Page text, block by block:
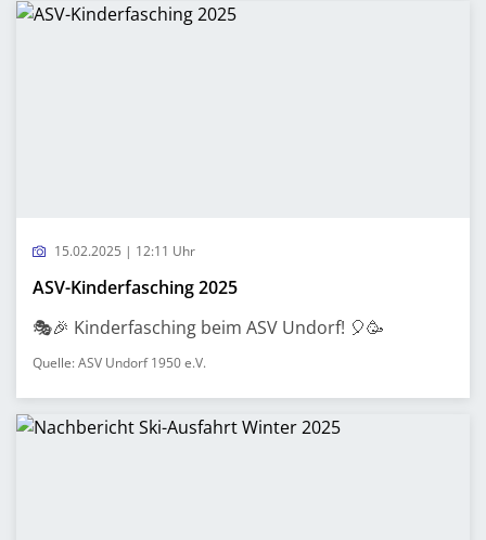
15.02.2025 | 12:11 Uhr
ASV-Kinderfasching 2025
🎭🎉 Kinderfasching beim ASV Undorf! 🎈🥳
Quelle: ASV Undorf 1950 e.V.